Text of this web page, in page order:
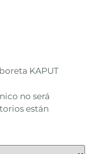
KAPUT
no será
están